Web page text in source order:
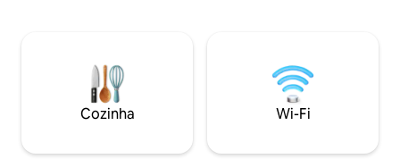
noturna, acesso para deficientes físicos
e 3 vagas de estacionamento privadas.
desfrutar de um
para a montanha
mar.
Cozinha Wi-Fi